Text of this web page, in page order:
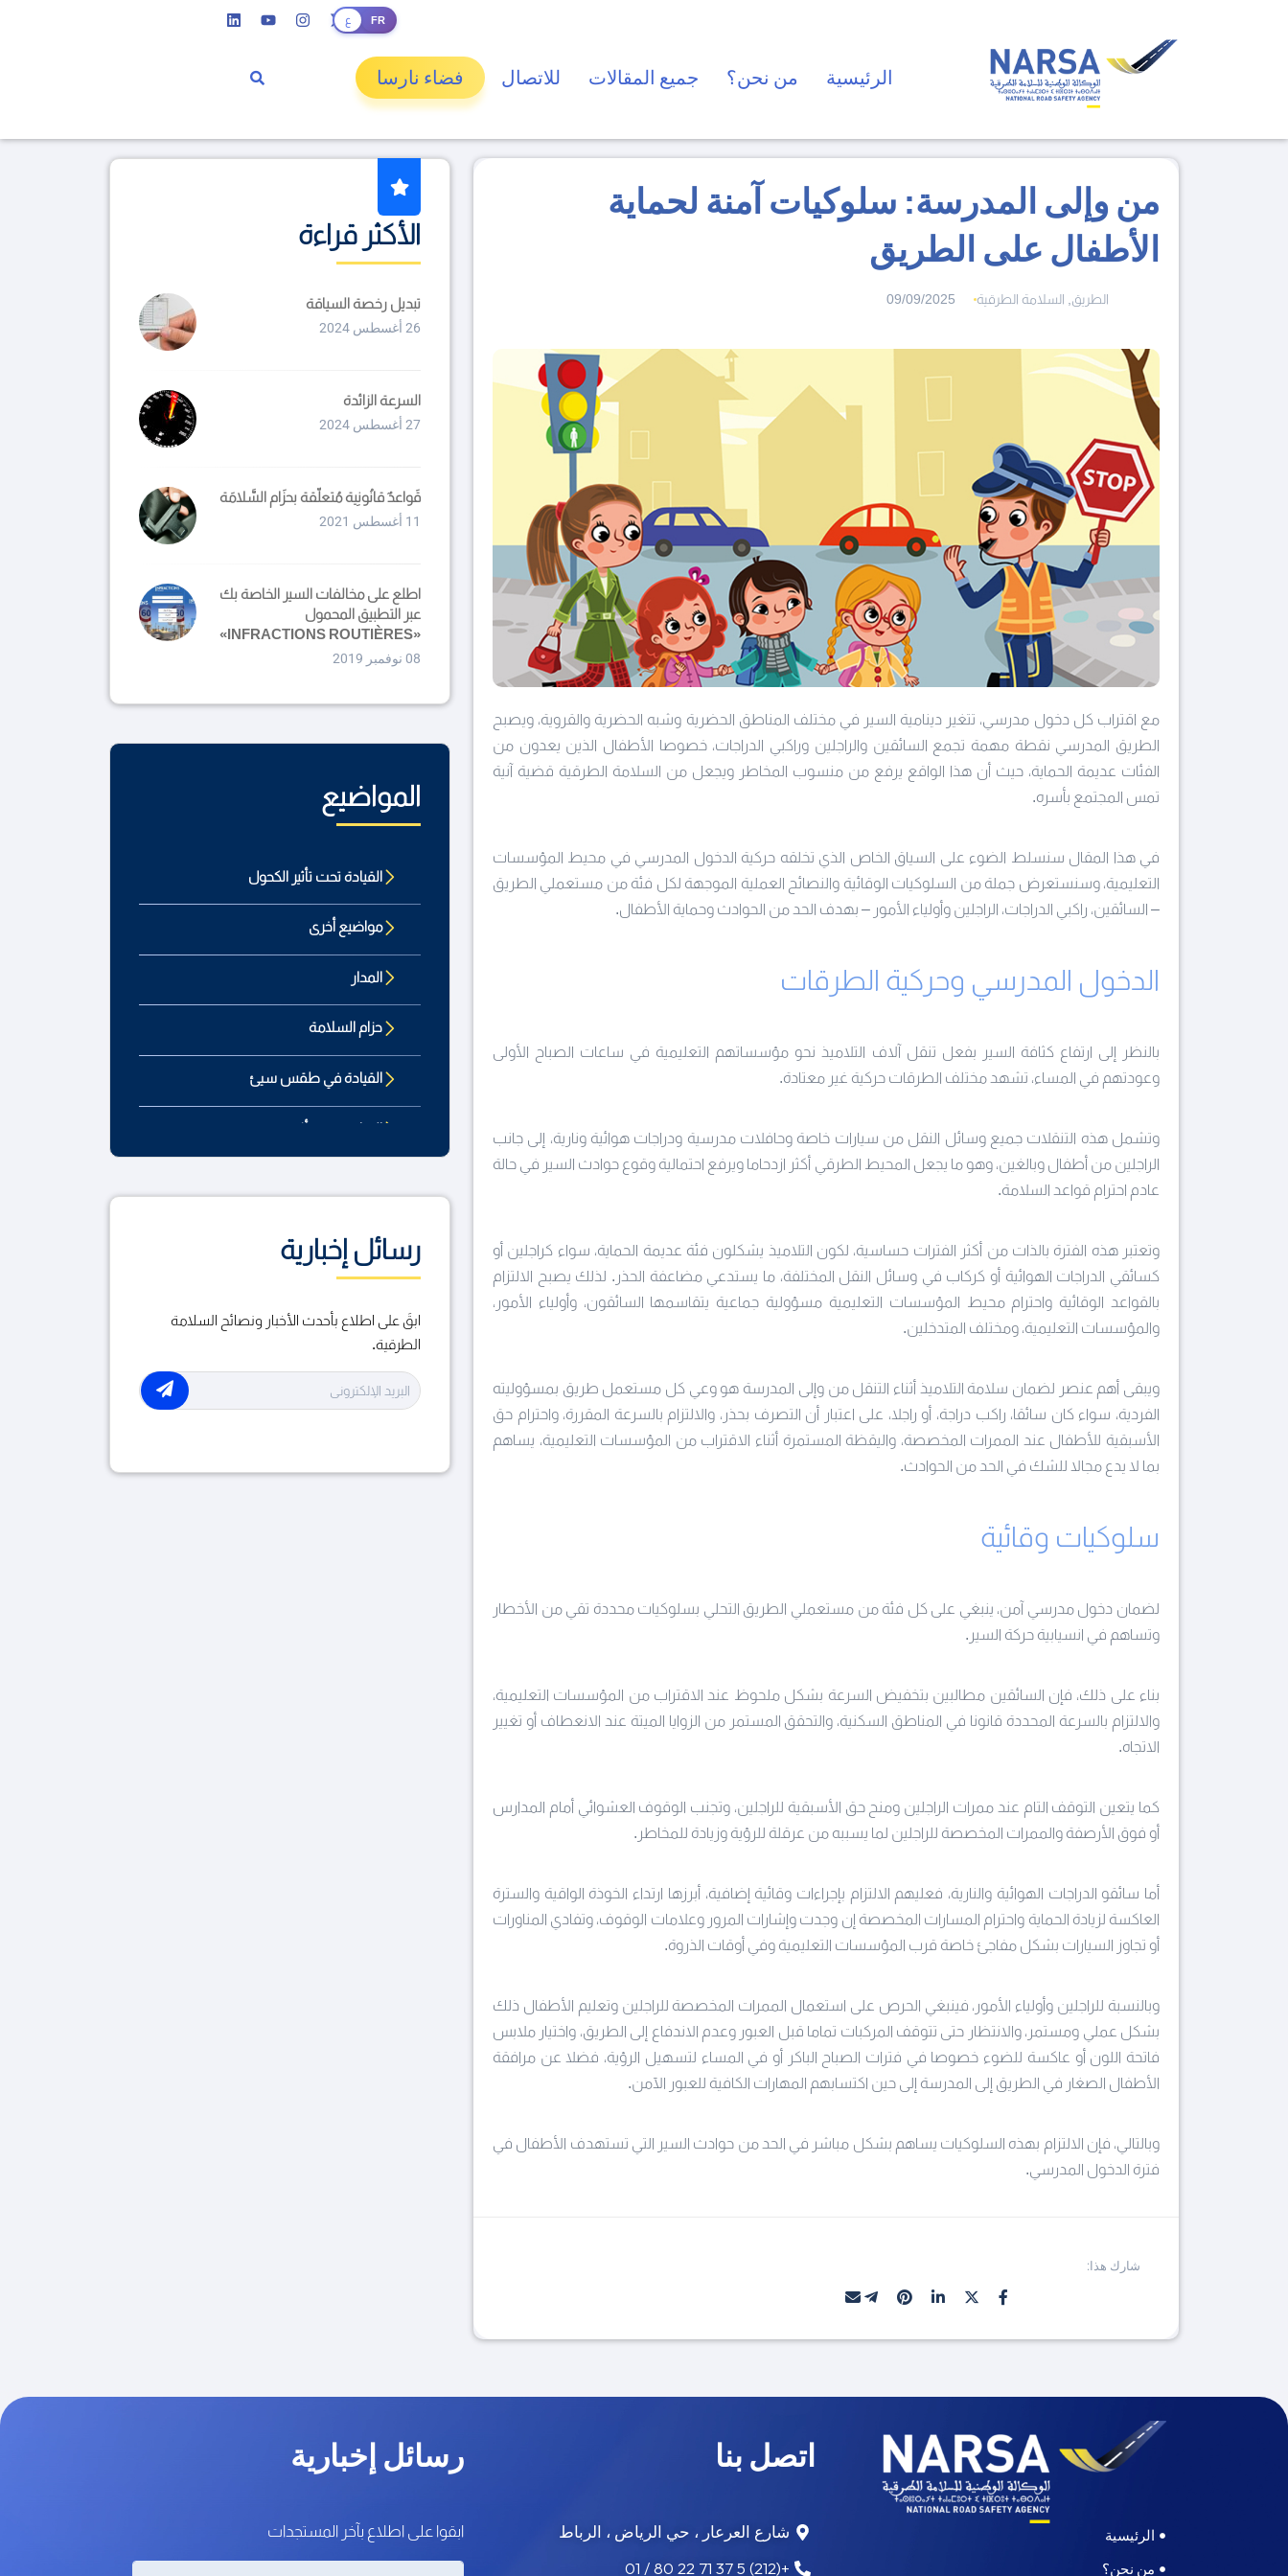
FR ع
الرئيسية من نحن؟ جميع المقالات للاتصال فضاء نارسا
من وإلى المدرسة: سلوكيات آمنة لحماية
الأطفال على الطريق
الطريق السلامة الطرقية 09/09/2025
مع اقتراب كل دخول مدرسي، تتغير دينامية السير في مختلف المناطق الحضرية وشبه الحضرية والقروية، ويصبح
الطريق المدرسي نقطة مهمة تجمع السائقين والراجلين وراكبي الدراجات، خصوصا الأطفال الذين يعدون من
الفئات عديمة الحماية، حيث أن هذا الواقع يرفع من منسوب المخاطر ويجعل من السلامة الطرقية قضية آنية
تمس المجتمع بأسره.
في هذا المقال سنسلط الضوء على السياق الخاص الذي تخلقه حركية الدخول المدرسي في محيط المؤسسات
التعليمية، وسنستعرض جملة من السلوكيات الوقائية والنصائح العملية الموجهة لكل فئة من مستعملي الطريق
– السائقين، راكبي الدراجات، الراجلين وأولياء الأمور – بهدف الحد من الحوادث وحماية الأطفال.
الدخول المدرسي وحركية الطرقات
بالنظر إلى ارتفاع كثافة السير بفعل تنقل آلاف التلاميذ نحو مؤسساتهم التعليمية في ساعات الصباح الأولى
وعودتهم في المساء، تشهد مختلف الطرقات حركية غير معتادة.
وتشمل هذه التنقلات جميع وسائل النقل من سيارات خاصة وحافلات مدرسية ودراجات هوائية ونارية، إلى جانب
الراجلين من أطفال وبالغين، وهو ما يجعل المحيط الطرقي أكثر ازدحاما ويرفع احتمالية وقوع حوادث السير في حالة
عادم احترام قواعد السلامة.
وتعتبر هذه الفترة بالذات من أكثر الفترات حساسية، لكون التلاميذ يشكلون فئة عديمة الحماية، سواء كراجلين أو
كسائقي الدراجات الهوائية أو كركاب في وسائل النقل المختلفة، ما يستدعي مضاعفة الحذر. لذلك يصبح الالتزام
بالقواعد الوقائية واحترام محيط المؤسسات التعليمية مسؤولية جماعية يتقاسمها السائقون، وأولياء الأمور،
والمؤسسات التعليمية، ومختلف المتدخلين.
ويبقى أهم عنصر لضمان سلامة التلاميذ أثناء التنقل من وإلى المدرسة هو وعي كل مستعمل طريق بمسؤوليته
الفردية، سواء كان سائقا، راكب دراجة، أو راجلا، على اعتبار أن التصرف بحذر، والالتزام بالسرعة المقررة، واحترام حق
الأسبقية للأطفال عند الممرات المخصصة، واليقظة المستمرة أثناء الاقتراب من المؤسسات التعليمية، يساهم
بما لا يدع مجالا للشك في الحد من الحوادث.
سلوكيات وقائية
لضمان دخول مدرسي آمن، ينبغي على كل فئة من مستعملي الطريق التحلي بسلوكيات محددة تقي من الأخطار
وتساهم في انسيابية حركة السير.
بناء على ذلك، فإن السائقين مطالبين بتخفيض السرعة بشكل ملحوظ عند الاقتراب من المؤسسات التعليمية،
والالتزام بالسرعة المحددة قانونا في المناطق السكنية، والتحقق المستمر من الزوايا الميتة عند الانعطاف أو تغيير
الاتجاه.
كما يتعين التوقف التام عند ممرات الراجلين ومنح حق الأسبقية للراجلين، وتجنب الوقوف العشوائي أمام المدارس
أو فوق الأرصفة والممرات المخصصة للراجلين لما يسببه من عرقلة للرؤية وزيادة للمخاطر.
أما سائقو الدراجات الهوائية والنارية، فعليهم الالتزام بإجراءات وقائية إضافية، أبرزها ارتداء الخوذة الواقية والسترة
العاكسة لزيادة الحماية واحترام المسارات المخصصة إن وجدت وإشارات المرور وعلامات الوقوف، وتفادي المناورات
أو تجاوز السيارات بشكل مفاجئ خاصة قرب المؤسسات التعليمية وفي أوقات الذروة.
وبالنسبة للراجلين وأولياء الأمور، فينبغي الحرص على استعمال الممرات المخصصة للراجلين وتعليم الأطفال ذلك
بشكل عملي ومستمر، والانتظار حتى تتوقف المركبات تماما قبل العبور وعدم الاندفاع إلى الطريق، واختيار ملابس
فاتحة اللون أو عاكسة للضوء خصوصا في فترات الصباح الباكر أو في المساء لتسهيل الرؤية، فضلا عن مرافقة
الأطفال الصغار في الطريق إلى المدرسة إلى حين اكتسابهم المهارات الكافية للعبور الآمن.
وبالتالي، فإن الالتزام بهذه السلوكيات يساهم بشكل مباشر في الحد من حوادث السير التي تستهدف الأطفال في
فترة الدخول المدرسي.
شارك هذا:
الأكثر قراءة
تبديل رخصة السياقة
26 أغسطس 2024
السرعة الزائدة
27 أغسطس 2024
قَواعدٌ قانُونِية مُتعلّقة بحزَام السَّلامَة
11 أغسطس 2021
اطلع على مخالفات السير الخاصة بك
عبر التطبيق المحمول
«INFRACTIONS ROUTIÈRES»
08 نوفمبر 2019
المواضيع
القيادة تحت تأثير الكحول
مواضيع أخرى
المدار
حزام السلامة
القيادة في طقس سيئ
القيادة تحت تأثير
صيانة المركبات
الطريق
الراجلون
رسائل إخبارية
ابقَ على اطلاع بأحدث الأخبار ونصائح السلامة
الطرقية.
الرئيسية
من نحن؟
اتصل بنا
شارع العرعار ، حي الرياض ، الرباط
+(212) 5 37 71 22 80 / 01
رسائل إخبارية
ابقوا على اطلاع بآخر المستجدات